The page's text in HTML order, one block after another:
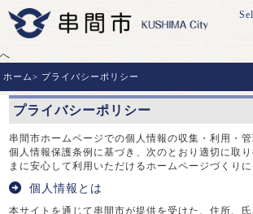
へ
ホーム> プライバシーポリシー
プライバシーポリシー
串間市ホームページでの個人情報の収集・利用・
個人情報保護条例に基づき、次のとおり適切に取
まに安心して利用いただけるホームページづくりに
個人情報とは
本サイトを通じて串間市が提供を受けた、住所、